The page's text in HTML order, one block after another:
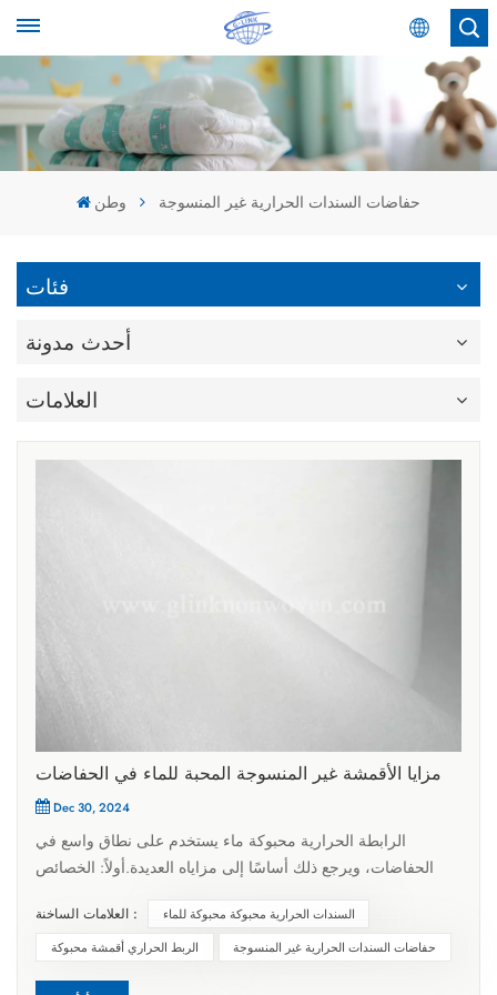
عربي
English
وطن حفاضات السندات الحرارية غير المنسوجة
فئات
أحدث مدونة
العلامات
مزايا الأقمشة غير المنسوجة المحبة للماء في الحفاضات
Dec 30, 2024
الرابطة الحرارية محبوكة ماء يستخدم على نطاق واسع في
الحفاضات، ويرجع ذلك أساسًا إلى مزاياه العديدة.أولاً: الخصائص
احتياجات الحفاضات. القوة العالية والمتانة للنسيج غير المنسوج
الحراري يمكن أن يتحمل وزن البول والضغط الناتج عن أنشطة
العلامات الساخنة :
السندات الحرارية محبوكة محبوكة للماء
الربط الحراري أقمشة محبوكة
حفاضات السندات الحرارية غير المنسوجة